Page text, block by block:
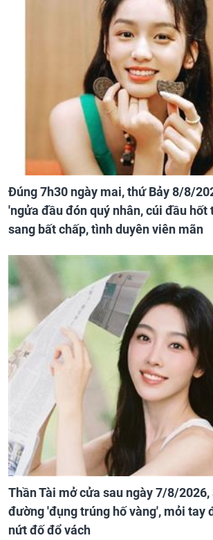
Đúng 7h30 ngày mai, thứ Bảy 8/8/
'ngửa đầu đón quý nhân, cúi đầu hốt
sang bất chấp, tình duyên viên mãn
Thần Tài mở cửa sau ngày 7/8/2026,
đường 'đụng trúng hố vàng', mỏi tay
nứt đố đổ vách